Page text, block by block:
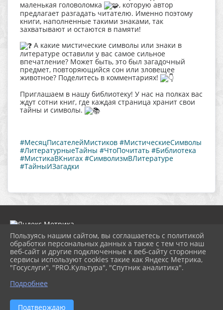
маленькая головоломка
, которую автор
предлагает разгадать читателю. Именно поэтому
книги, наполненные такими знаками, так
захватывают и остаются в памяти!
А какие мистические символы или знаки в
литературе оставили у вас самое сильное
впечатление? Может быть, это был загадочный
предмет, повторяющийся сон или зловещее
животное? Поделитесь в комментариях!
Приглашаем в нашу библиотеку! У нас на полках вас
ждут сотни книг, где каждая страница хранит свои
тайны и символы.
#МесяцПисателейМистиков #МистическиеСимволы
#ЛитературныеТайны #ЧтоПочитать #Библиотека
#МистикаВКнигах #СимволизмВЛитературе
#ТайныИЗагадки
2026 г. ngbs.kulturatuapse.ru
Вход
Карта сайта
Политика обработки персональных данных
Сделано на KubCMS
Разработка и поддержка
Пользуясь нашим сайтом, вы соглашаетесь с политикой
обработки персональных данных а также с тем что наш
веб-сайт и другие подключенные к веб-сайту сторонние
сервисы используют cookies такие как Яндекс Метрика,
"Госуслуги", "PRO.Культура", "Спутник аналитика".
Подробнее
Подтверждаю